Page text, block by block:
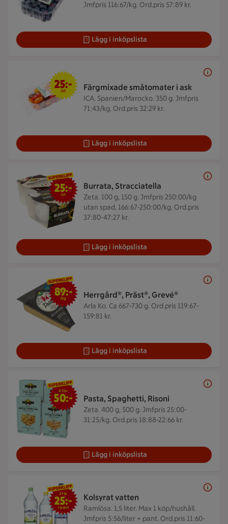
Jmfpris 116:67/kg. Ord.pris 57:89 kr.
Lägg i inköpslista
Färgmixade småtomater i ask
ICA. Spanien/Marocko. 350 g. Jmfpris
71:43/kg. Ord.pris 32:29 kr.
25 kr/st
25:-
/st
Lägg i inköpslista
Burrata, Stracciatella
Zeta. 100 g, 150 g. Jmfpris 250:00/kg
utan spad, 166:67-250:00/kg. Ord.pris
37:80-47:27 kr.
25 kr/st
25:-
/st
Lägg i inköpslista
Herrgård®, Präst®, Grevé®
Arla Ko. Ca 667-730 g. Ord.pris 119:67-
159:81 kr.
89 kr/kg
89:-
/kg
Lägg i inköpslista
Pasta, Spaghetti, Risoni
Zeta. 400 g, 500 g. Jmfpris 25:00-
31:25/kg. Ord.pris 18:88-22:66 kr.
4 för 50 kr
4 för
50:-
Lägg i inköpslista
Kolsyrat vatten
Ramlösa. 1,5 liter. Max 1 köp/hushåll.
Jmfpris 5:56/liter + pant. Ord.pris 11:60-
3 för 25 kr
3 för
25:-
+pant